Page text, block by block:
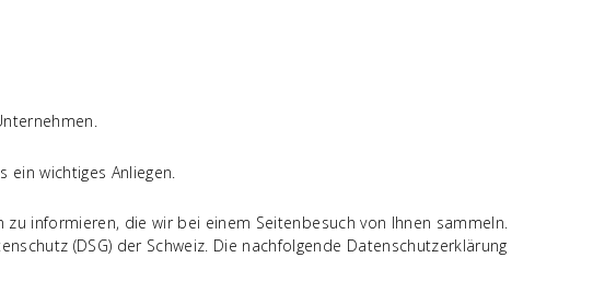
ein wichtiges Anliegen.
informieren, die wir bei einem Seitenbesuch von Ihnen sammeln.
(DSG) der Schweiz. Die nachfolgende Datenschutzerklärung